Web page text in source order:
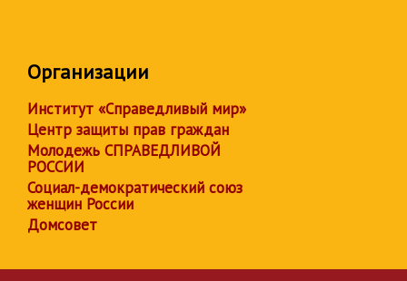
Организации
Институт «Справедливый мир»
Центр защиты прав граждан
Молодежь СПРАВЕДЛИВОЙ
РОССИИ
Социал-демократический союз
женщин России
Домсовет